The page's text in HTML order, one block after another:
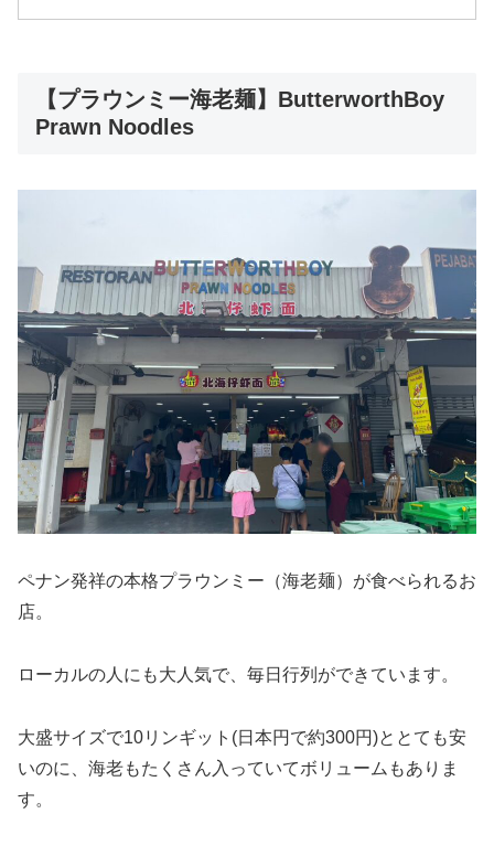
【プラウンミー海老麺】ButterworthBoy
Prawn Noodles
ペナン発祥の本格プラウンミー（海老麺）が食べられるお
店。
ローカルの人にも大人気で、毎日行列ができています。
大盛サイズで10リンギット(日本円で約300円)ととても安
いのに、海老もたくさん入っていてボリュームもありま
す。